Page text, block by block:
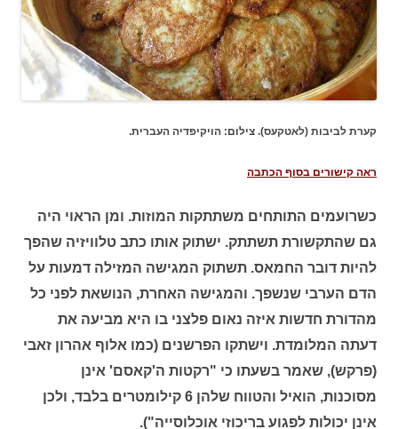
קערת לביבות (לאטקעס). צילום: הויקיפדיה העברית.
ראה קישורים בסוף הכתבה
כשרועמים התותחים משתתקות המוזות. ומן הראוי היה
גם שהתקשורת תשתתק. ישתוק אותו כתב טלוויזיה שהפך
להיות דובר החמאס. תשתוק המגישה המזילה דמעות על
הדם הערבי שנשפך. והמגישה האחרת, הנושאת לפני כל
מהדורת חדשות איזה נאום פלצני בו היא מביעה את
דעתה המלומדת. וישתקו הפרשנים (כמו אלוף אהרון זאבי
(פרקש), שאמר בשעתו כי "רקטות ה'קאסם' אינן
מסוכנות, הואיל והטווח שלהן 6 קילומטרים בלבד, ולכן
אינן יכולות לפגוע בריכוזי אוכלוסייה").